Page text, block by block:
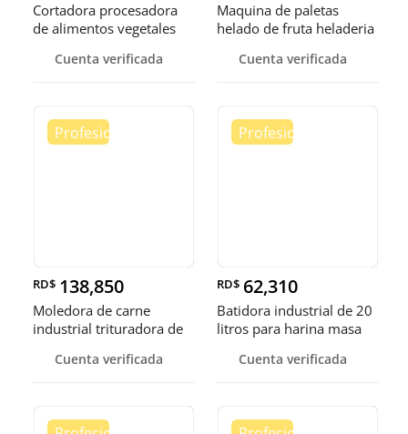
Cortadora procesadora
de alimentos vegetales
Cuenta verificada
Maquina de paletas
helado de fruta heladeria
Cuenta verificada
RD$ 138,850
Moledora de carne
industrial trituradora de
Cuenta verificada
RD$ 62,310
Batidora industrial de 20
litros para harina masa
Cuenta verificada